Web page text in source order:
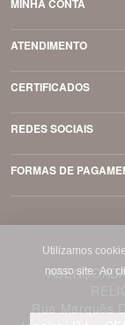
MINHA CONTA
ATENDIMENTO
CERTIFICADOS
REDES SOCIAIS
FORMAS DE
Rua Marquês
Utilizamos
nosso site. Ao